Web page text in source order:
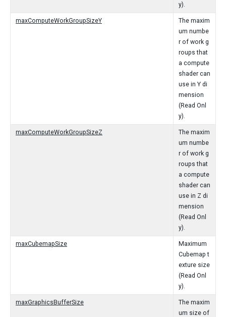
y).
maxComputeWorkGroupSizeY
The maxim
um numbe
r of work g
roups that
a compute
shader can
use in Y di
mension
(Read Onl
y).
maxComputeWorkGroupSizeZ
The maxim
um numbe
r of work g
roups that
a compute
shader can
use in Z di
mension
(Read Onl
y).
maxCubemapSize
Maximum
Cubemap t
exture size
(Read Onl
y).
maxGraphicsBufferSize
The maxim
um size of